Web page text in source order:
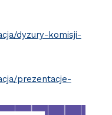
dyzury-komisji-
prezentacje-